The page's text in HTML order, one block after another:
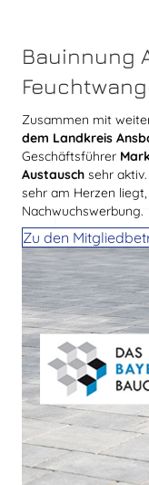
Bauinnung
Zusammen mit
dem Landkreis
Geschäftsführer
Austausch sehr
sehr am Herzen
Nachwuchswerbung.
Zu den